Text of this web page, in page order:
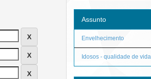
Assunto
Envelhecimento
Idosos - qualidade de vida